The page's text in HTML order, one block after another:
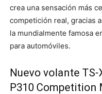
crea una sensación más
competición real, gracias
la mundialmente famosa
para automóviles.
Nuevo volante TS-
P310 Competition